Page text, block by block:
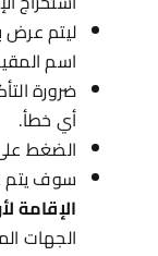
ليتم عرض
اسم
ضرورة
أي خطأ.
الضغط
سوف يتم
الإقامة
الجهات